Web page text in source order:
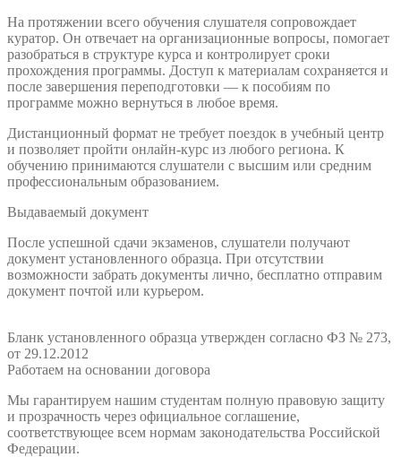
На протяжении всего обучения слушателя сопровождает
куратор. Он отвечает на организационные вопросы, помогает
разобраться в структуре курса и контролирует сроки
прохождения программы. Доступ к материалам сохраняется и
после завершения переподготовки — к пособиям по
программе можно вернуться в любое время.
Дистанционный формат не требует поездок в учебный центр
и позволяет пройти онлайн-курс из любого региона. К
обучению принимаются слушатели с высшим или средним
профессиональным образованием.
Выдаваемый документ
После успешной сдачи экзаменов, слушатели получают
документ установленного образца. При отсутствии
возможности забрать документы лично, бесплатно отправим
документ почтой или курьером.
Бланк установленного образца утвержден согласно ФЗ № 273,
от 29.12.2012
Работаем на основании договора
Мы гарантируем нашим студентам полную правовую защиту
и прозрачность через официальное соглашение,
соответствующее всем нормам законодательства Российской
Федерации.